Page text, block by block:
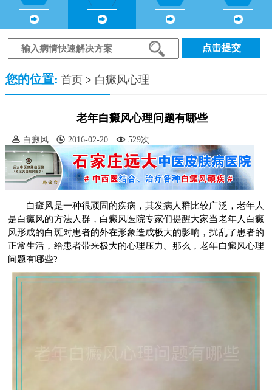
点击提交
您的位置: 首页> 白癜风心理
老年白癜风心理问题有哪些
白癜风 2016-02-20 529次
白癜风是一种很顽固的疾病，其发病人群比较广泛，老年人
是白癜风的方法人群，白癜风医院专家们提醒大家当老年人白癜
风形成的白斑对患者的外在形象造成极大的影响，扰乱了患者的
正常生活，给患者带来极大的心理压力。那么，老年白癜风心理
问题有哪些?